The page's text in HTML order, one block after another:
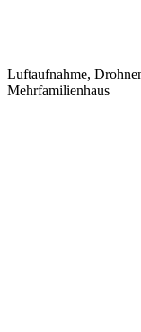
Luftaufnahme,
Mehrfamilienhaus